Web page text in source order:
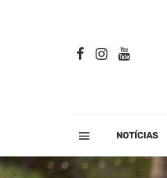
NOTÍCIAS